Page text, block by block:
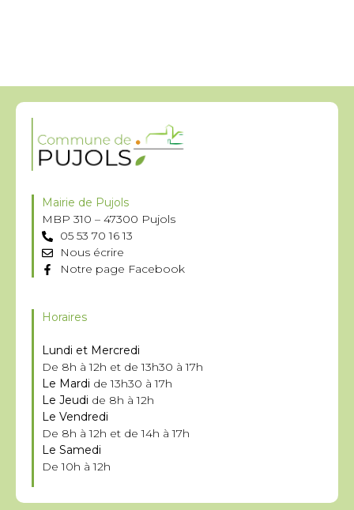
Mairie de Pujols
MBP 310 – 47300 Pujols
05 53 70 16 13
Nous écrire
Notre page Facebook
Horaires
Lundi et Mercredi
De 8h à 12h et de 13h30 à 17h
Le Mardi de 13h30 à 17h
Le Jeudi de 8h à 12h
Le Vendredi
De 8h à 12h et de 14h à 17h
Le Samedi
De 10h à 12h